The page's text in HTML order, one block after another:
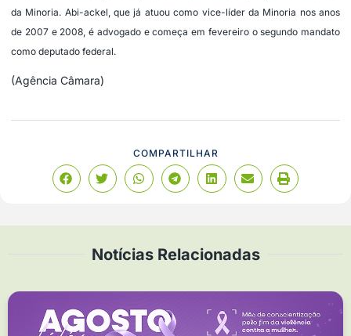
da Minoria. Abi-ackel, que já atuou como vice-líder da Minoria nos anos
de 2007 e 2008, é advogado e começa em fevereiro o segundo mandato
como deputado federal.
(Agência Câmara)
COMPARTILHAR
Notícias Relacionadas